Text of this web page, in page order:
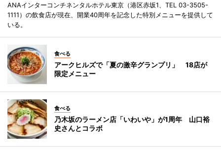
ANAインターコンチネンタルホテル東京（港区赤坂1、TEL 03-3505-
1111）の飲食店が現在、開業40周年を記念した特別メニューを提供して
いる。
食べる
アークヒルズで「夏の激辛グランプリ」 18店が
限定メニュー
食べる
乃木坂のラーメン店「いわいや」が1周年 山口裕
史さんとコラボ